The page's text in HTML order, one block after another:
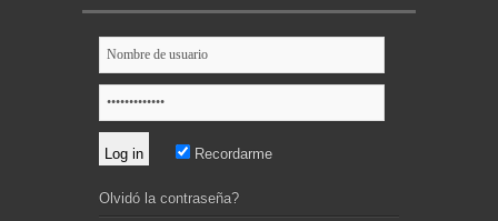
Recordarme
Olvidó la contraseña?